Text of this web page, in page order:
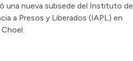
una nueva subsede del Instituto de
a Presos y Liberados (IAPL) en